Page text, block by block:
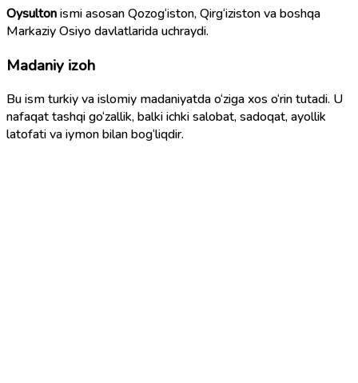
Oysultonismi asosan Qozog‘iston, Qirg‘iziston va boshqa
Markaziy Osiyo davlatlarida uchraydi.
Madaniy izoh
Bu ism turkiy va islomiy madaniyatda o‘ziga xos o‘rin tutadi. U
nafaqat tashqi go‘zallik, balki ichki salobat, sadoqat, ayollik
latofati va iymon bilan bog‘liqdir.